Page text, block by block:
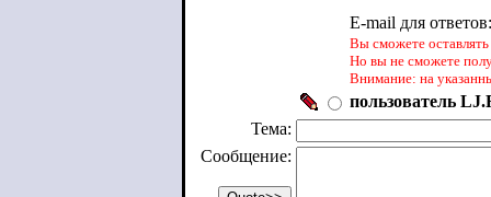
E-mail для
Вы сможете
Но вы не сможете
Внимание: на
пользователь
Тема:
Сообщение: